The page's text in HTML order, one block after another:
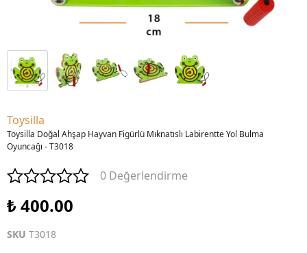
Toysilla
Toysilla Doğal Ahşap Hayvan Figürlü Mıknatıslı Labirentte Yol Bulma
Oyuncağı - T3018
0 Değerlendirme
₺ 400.00
SKU T3018